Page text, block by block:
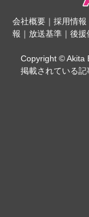
会社概要｜ 採用情報
報 ｜ 放送基準 ｜ 後援
Copyright © Akita
掲載されている記